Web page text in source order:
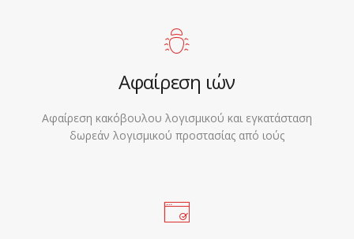
Αφαίρεση ιών
Αφαίρεση κακόβουλου λογισμικού και εγκατάσταση
δωρεάν λογισμικού προστασίας από ιούς